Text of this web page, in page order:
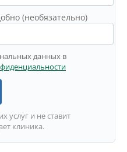
(необязательно)
данных в
услуг и не ставит
клиника.